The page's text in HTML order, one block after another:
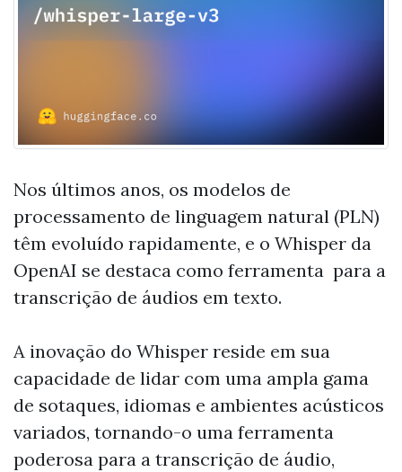
Nos últimos anos, os modelos de
processamento de linguagem natural (PLN)
têm evoluído rapidamente, e o Whisper da
OpenAI se destaca como ferramenta para a
transcrição de áudios em texto.
A inovação do Whisper reside em sua
capacidade de lidar com uma ampla gama
de sotaques, idiomas e ambientes acústicos
variados, tornando-o uma ferramenta
poderosa para a transcrição de áudio,